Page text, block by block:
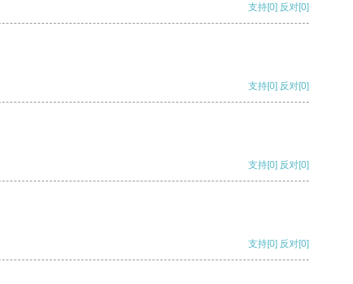
支持[0] 反对[0]
支持[0] 反对[0]
支持[0] 反对[0]
支持[0] 反对[0]